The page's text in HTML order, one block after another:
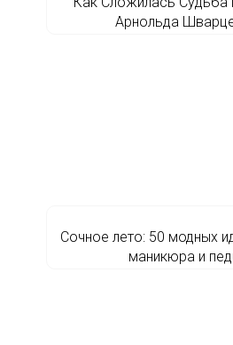
Арнольда
Сочное лето: 50 модных
маникюра и